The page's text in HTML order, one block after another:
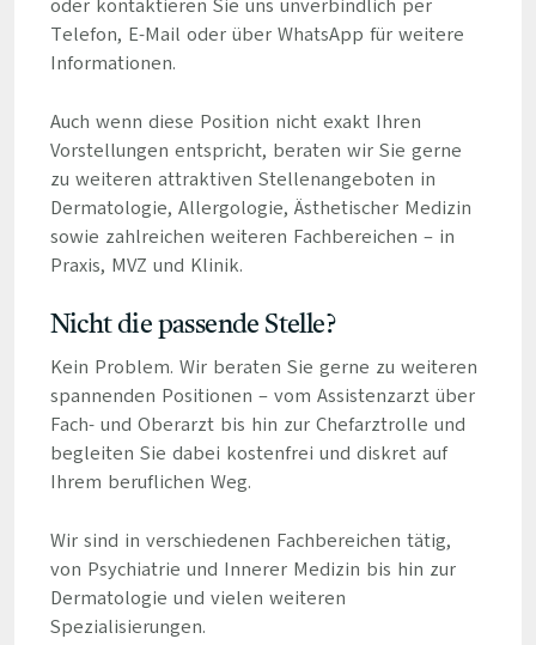
oder kontaktieren Sie uns unverbindlich per
Telefon, E-Mail oder über WhatsApp für weitere
Informationen.
Auch wenn diese Position nicht exakt Ihren
Vorstellungen entspricht, beraten wir Sie gerne
zu weiteren attraktiven Stellenangeboten in
Dermatologie, Allergologie, Ästhetischer Medizin
sowie zahlreichen weiteren Fachbereichen – in
Praxis, MVZ und Klinik.
Nicht die passende Stelle?
Kein Problem. Wir beraten Sie gerne zu weiteren
spannenden Positionen – vom Assistenzarzt über
Fach- und Oberarzt bis hin zur Chefarztrolle und
begleiten Sie dabei kostenfrei und diskret auf
Ihrem beruflichen Weg.
Wir sind in verschiedenen Fachbereichen tätig,
von Psychiatrie und Innerer Medizin bis hin zur
Dermatologie und vielen weiteren
Spezialisierungen.